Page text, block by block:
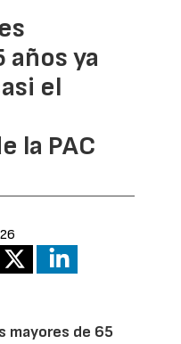
años ya
el
la PAC
mayores de 65